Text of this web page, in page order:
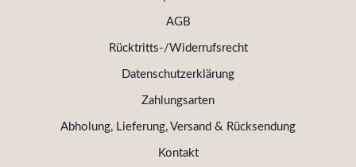
AGB
Rücktritts-/Widerrufsrecht
Datenschutzerklärung
Zahlungsarten
Abholung, Lieferung, Versand & Rücksendung
Kontakt